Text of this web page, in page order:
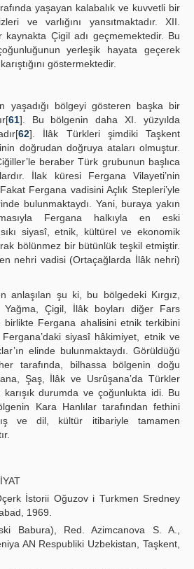
yaşayan kalabalık ve kuvvetli bir
ve varlığını yansıtmaktadır. XII.
kaynakta Çigil adı geçmemektedir. Bu
yerleşik hayata geçerek
göstermektedir.
yaşadığı bölgeyi gösteren başka bir
61]. Bu bölgenin daha XI. yüzyılda
62]. İlâk Türkleri şimdiki Taşkent
doğrudan doğruya ataları olmuştur.
beraber Türk grubunun başlıca
İlak küresi Fergana Vilayeti’nin
Fergana vadisini Açlık Stepleri’yle
bulunmaktaydı. Yani, buraya yakın
Fergana halkıyla en eski
siyasî, etnik, kültürel ve ekonomik
bölünmez bir bütünlük teşkil etmiştir.
nehri vadisi (Ortaçağlarda İlâk nehri)
anlaşılan şu ki, bu bölgedeki Kırgız,
Yağma, Çigil, İlâk boyları diğer Fars
Fergana ahalisini etnik terkibini
siyasî hâkimiyet, etnik ve
elinde bulunmaktaydı. Görüldüğü
tarafında, bilhassa bölgenin doğu
Şaş, İlâk ve Usrûşana’da Türkler
durumda ve çoğunlukta idi. Bu
Kara Hanlılar tarafından fethini
ve dil, kültür itibariyle tamamen
İstorii Oğuzov i Turkmen Sredney
1969.
Babura), Red. Azimcanova S. A.,
AN Respubliki Uzbekistan, Taşkent,